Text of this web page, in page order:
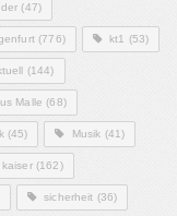
(47)
(776) kt1 (53)
(144)
Malle (68)
(45) Musik (41)
(162)
sicherheit (36)